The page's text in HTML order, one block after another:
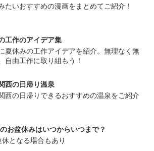
たいおすすめの漫画をまとめてご紹介！
工作のアイデア集
夏休みの工作アイデアを紹介。無理なく無
自由工作に取り組もう！
西の日帰り温泉
西の日帰りできるおすすめの温泉をご紹介
お盆休みはいつからいつまで？
となる場合もあり